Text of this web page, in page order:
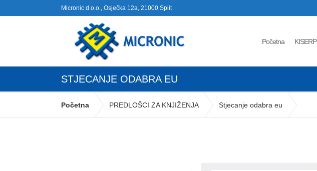
Micronic d.o.o., Osječka 12a, 21000 Split
Početna KISERP
STJECANJE ODABRA EU
Početna PREDLOŠCI ZA KNJIŽENJA Stjecanje odabra eu